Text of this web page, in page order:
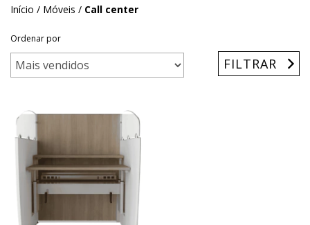
Início / Móveis / Call center
Ordenar por
FILTRAR